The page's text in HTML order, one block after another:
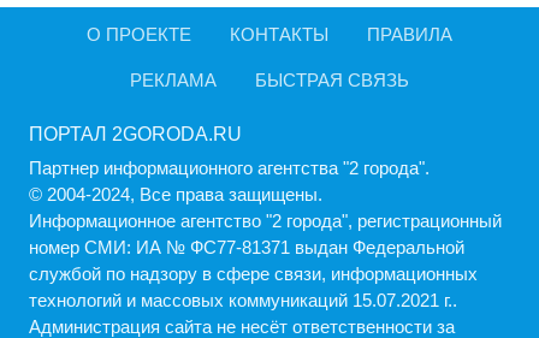
О ПРОЕКТЕ КОНТАКТЫ ПРАВИЛА
РЕКЛАМА БЫСТРАЯ СВЯЗЬ
ПОРТАЛ 2GORODA.RU
Партнер информационного агентства "2 города".
© 2004-2024, Все права защищены.
Информационное агентство "2 города", регистрационный
номер СМИ: ИА № ФС77-81371 выдан Федеральной
службой по надзору в сфере связи, информационных
технологий и массовых коммуникаций 15.07.2021 г..
Администрация cайта не несёт ответственности за